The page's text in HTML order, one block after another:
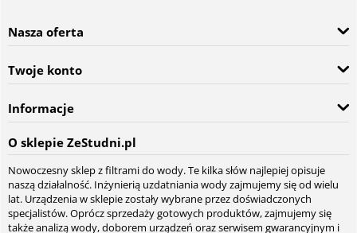
Nasza oferta
Twoje konto
Informacje
O sklepie ZeStudni.pl
Nowoczesny sklep z filtrami do wody. Te kilka słów najlepiej opisuje
naszą działalność. Inżynierią uzdatniania wody zajmujemy się od wielu
lat. Urządzenia w sklepie zostały wybrane przez doświadczonych
specjalistów. Oprócz sprzedaży gotowych produktów, zajmujemy się
także analizą wody, doborem urządzeń oraz serwisem gwarancyjnym i